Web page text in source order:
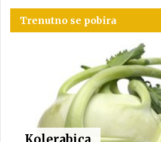
Trenutno se pobira